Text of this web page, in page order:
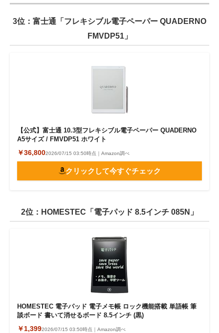
3位：富士通「フレキシブル電子ペーパー QUADERNO
FMVDP51」
【公式】富士通 10.3型フレキシブル電子ペーパー QUADERNO
A5サイズ / FMVDP51 ホワイト
￥36,8002026/07/15 03:50時点｜Amazon調べ
クリックして今すぐチェック
2位：HOMESTEC「電子パッド 8.5インチ 085N」
HOMESTEC 電子パッド 電子メモ帳 ロック機能搭載 単語帳 筆
談ボード 書いて消せるボード 8.5インチ (黒)
￥1,3992026/07/15 03:50時点｜Amazon調べ